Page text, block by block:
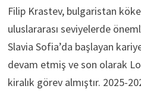
Filip Krastev, bulgaristan
uluslararası seviyelerde
Slavia Sofia’da başlayan
devam etmiş ve son olarak
kiralık görev almıştır. 2025-